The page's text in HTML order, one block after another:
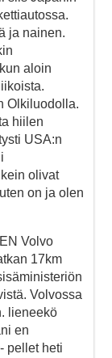
ja nainen.
aloin
Olkiluodolla.
hiilen
USA:n
olivat
on ja olen
Volvo
17km
Volvossa
lieneekö
en
pellet heti